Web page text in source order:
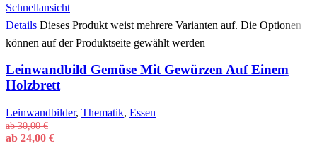
Schnellansicht
Details Dieses Produkt weist mehrere Varianten auf. Die Optionen
können auf der Produktseite gewählt werden
Leinwandbild Gemüse Mit Gewürzen Auf Einem
Holzbrett
Leinwandbilder, Thematik, Essen
ab30,00€
ab 24,00 €